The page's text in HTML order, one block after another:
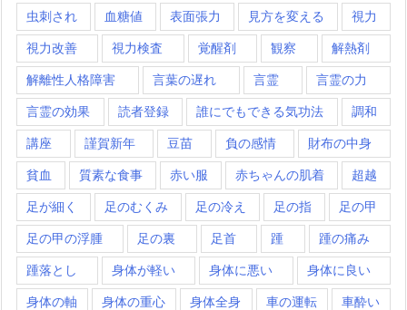
虫刺され 血糖値 表面張力 見方を変える 視力
視力改善 視力検査 覚醒剤 観察 解熱剤
解離性人格障害 言葉の遅れ 言霊 言霊の力
言霊の効果 読者登録 誰にでもできる気功法 調和
講座 謹賀新年 豆苗 負の感情 財布の中身
貧血 質素な食事 赤い服 赤ちゃんの肌着 超越
足が細く 足のむくみ 足の冷え 足の指 足の甲
足の甲の浮腫 足の裏 足首 踵 踵の痛み
踵落とし 身体が軽い 身体に悪い 身体に良い
身体の軸 身体の重心 身体全身 車の運転 車酔い